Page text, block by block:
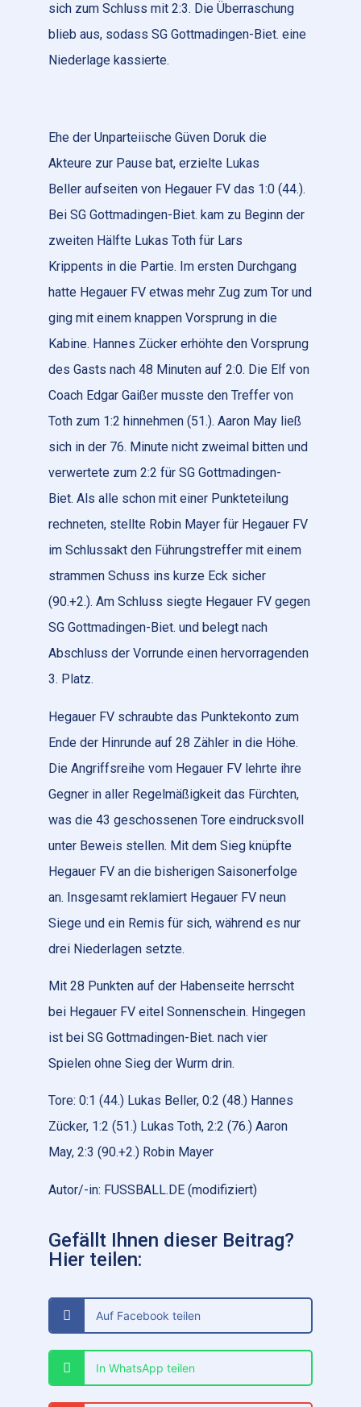
sich zum Schluss mit 2:3. Die Überraschung
blieb aus, sodass SG Gottmadingen-Biet. eine
Niederlage kassierte.
Ehe der Unparteiische Güven Doruk die
Akteure zur Pause bat, erzielte Lukas
Beller aufseiten von Hegauer FV das 1:0 (44.).
Bei SG Gottmadingen-Biet. kam zu Beginn der
zweiten Hälfte Lukas Toth für Lars
Krippents in die Partie. Im ersten Durchgang
hatte Hegauer FV etwas mehr Zug zum Tor und
ging mit einem knappen Vorsprung in die
Kabine. Hannes Zücker erhöhte den Vorsprung
des Gasts nach 48 Minuten auf 2:0. Die Elf von
Coach Edgar Gaißer musste den Treffer von
Toth zum 1:2 hinnehmen (51.). Aaron May ließ
sich in der 76. Minute nicht zweimal bitten und
verwertete zum 2:2 für SG Gottmadingen-
Biet. Als alle schon mit einer Punkteteilung
rechneten, stellte Robin Mayer für Hegauer FV
im Schlussakt den Führungstreffer mit einem
strammen Schuss ins kurze Eck sicher
(90.+2.). Am Schluss siegte Hegauer FV gegen
SG Gottmadingen-Biet. und belegt nach
Abschluss der Vorrunde einen hervorragenden
3. Platz.
Hegauer FV schraubte das Punktekonto zum
Ende der Hinrunde auf 28 Zähler in die Höhe.
Die Angriffsreihe vom Hegauer FV lehrte ihre
Gegner in aller Regelmäßigkeit das Fürchten,
was die 43 geschossenen Tore eindrucksvoll
unter Beweis stellen. Mit dem Sieg knüpfte
Hegauer FV an die bisherigen Saisonerfolge
an. Insgesamt reklamiert Hegauer FV neun
Siege und ein Remis für sich, während es nur
drei Niederlagen setzte.
Mit 28 Punkten auf der Habenseite herrscht
bei Hegauer FV eitel Sonnenschein. Hingegen
ist bei SG Gottmadingen-Biet. nach vier
Spielen ohne Sieg der Wurm drin.
Tore: 0:1 (44.) Lukas Beller, 0:2 (48.) Hannes
Zücker, 1:2 (51.) Lukas Toth, 2:2 (76.) Aaron
May, 2:3 (90.+2.) Robin Mayer
Autor/-in: FUSSBALL.DE (modifiziert)
Gefällt Ihnen dieser Beitrag?
Hier teilen:
Auf Facebook teilen
In WhatsApp teilen